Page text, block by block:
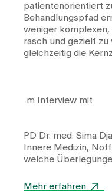
patientenorientiert
Behandlungspfad
weniger
rasch und gezielt
gleichzeitig die
Im Interview mit
PD Dr. med. Sima
Innere Medizin,
welche
welchen
Mehr erfahren